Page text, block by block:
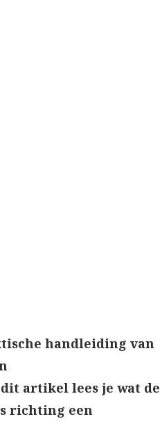
handleiding van
artikel lees je wat de
richting een